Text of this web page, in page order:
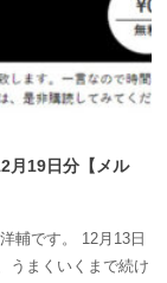
月19日分【メル
輔です。 12月13日
うまくいくまで続け